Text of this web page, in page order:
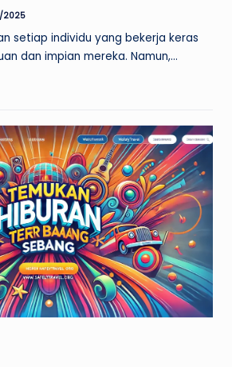
2025
setiap individu yang bekerja keras
dan impian mereka. Namun,…